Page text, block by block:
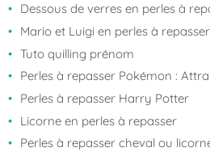
Dessous de verres en perles à
Mario et Luigi en perles à repasser
Tuto quilling prénom
Perles à repasser Pokémon :
Perles à repasser Harry Potter
Licorne en perles à repasser
Perles à repasser cheval ou